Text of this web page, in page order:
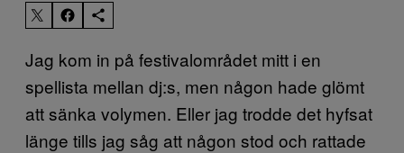
Jag kom in på festivalområdet mitt i en
spellista mellan dj:s, men någon hade glömt
att sänka volymen. Eller jag trodde det hyfsat
länge tills jag såg att någon stod och rattade